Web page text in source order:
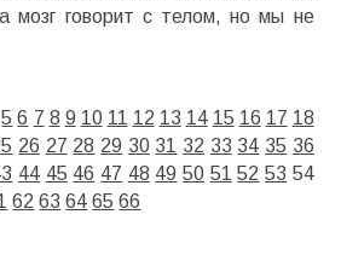
мозг говорит с телом, но мы не
5 6 7 8 9 10 11 12 13 14 15 16 17 18
26 27 28 29 30 31 32 33 34 35 36
44 45 46 47 48 49 50 51 52 53 54
62 63 64 65 66